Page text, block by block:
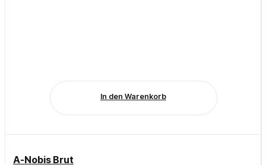
In den Warenkorb
A-Nobis Brut